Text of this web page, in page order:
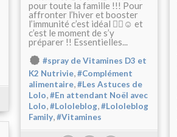
pour toute la famille !!! Pour
affronter l’hiver et booster
l’immunité c’est idéal 👍🏻☺️ et
c’est le moment de s’y
préparer !! Essentielles...
#spray de Vitamines D3 et
K2 Nutrivie,#Complément
alimentaire,#Les Astuces de
Lolo,#En attendant Noël avec
Lolo,#Lololeblog,#Lololeblog
Family,#Vitamines